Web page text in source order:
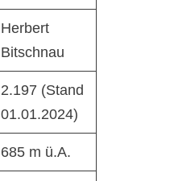
Herbert
Bitschnau
2.197 (Stand
01.01.2024)
685 m ü.A.